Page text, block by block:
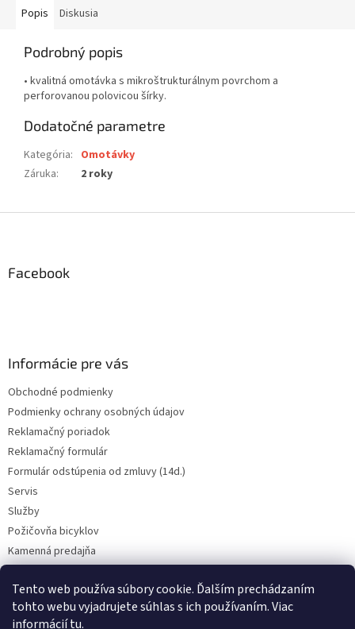
Tento web používa súbory cookie. Ďalším prechádzaním
tohto webu vyjadrujete súhlas s ich používaním. Viac
informáciítu.
Popis Diskusia
Podrobný popis
• kvalitná omotávka s mikroštrukturálnym povrchom a
perforovanou polovicou šírky.
Dodatočné parametre
Kategória: Omotávky
Záruka: 2 roky
Facebook
Informácie pre vás
Obchodné podmienky
Podmienky ochrany osobných údajov
Reklamačný poriadok
Reklamačný formulár
Formulár odstúpenia od zmluvy (14d.)
Servis
Služby
Požičovňa bicyklov
Kamenná predajňa